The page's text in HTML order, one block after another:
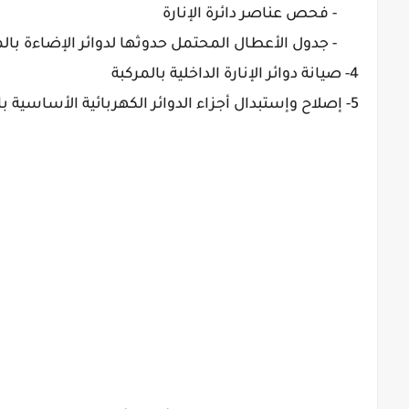
- فحص عناصر دائرة الإنارة
- جدول الأعطال المحتمل حدوثها لدوائر الإضاءة
4- صيانة دوائر الإنارة الداخلية بالمركبة
5- إصلاح وإستبدال أجزاء الدوائر الكهربائية الأساسية بالمركبة